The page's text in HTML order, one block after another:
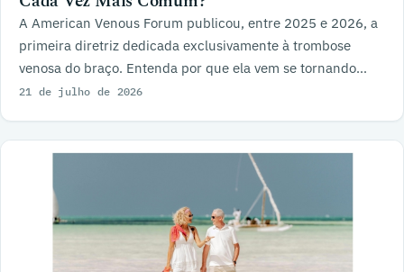
A American Venous Forum publicou, entre 2025 e 2026, a
primeira diretriz dedicada exclusivamente à trombose
venosa do braço. Entenda por que ela vem se tornando
mais frequente.
21 de julho de 2026